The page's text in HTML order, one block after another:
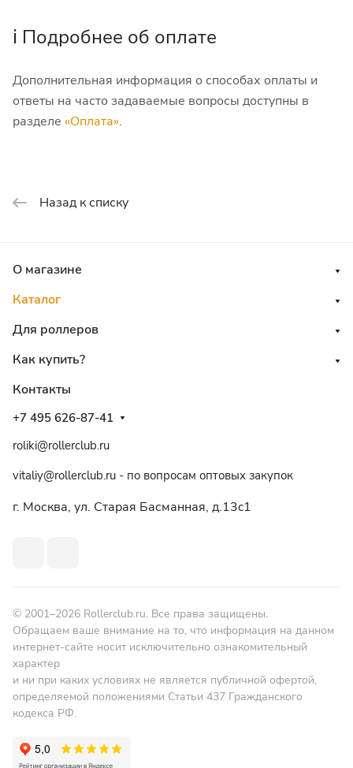
ℹ️ Подробнее об оплате
Дополнительная информация о способах оплаты и
ответы на часто задаваемые вопросы доступны в
разделе «Оплата».
Назад к списку
О магазине
Каталог
Для роллеров
Как купить?
Контакты
+7 495 626-87-41
roliki@rollerclub.ru
vitaliy@rollerclub.ru - по вопросам оптовых закупок
г. Москва, ул. Старая Басманная, д.13c1
© 2001–2026 Rollerclub.ru. Все права защищены.
Обращаем ваше внимание на то, что информация на данном
интернет-сайте носит исключительно ознакомительный
характер
и ни при каких условиях не является публичной офертой,
определяемой положениями Статьи 437 Гражданского
кодекса РФ.